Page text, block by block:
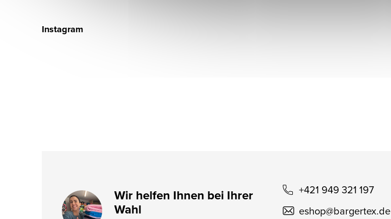
Wir helfen Ihnen bei Ihrer
Wahl
+421 949 321 197
eshop@bargertex.de
Instagram